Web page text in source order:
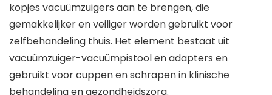
kopjes vacuümzuigers aan te brengen, die
gemakkelijker en veiliger worden gebruikt voor
zelfbehandeling thuis. Het element bestaat uit
vacuümzuiger-vacuümpistool en adapters en
gebruikt voor cuppen en schrapen in klinische
behandeling en gezondheidszorg.